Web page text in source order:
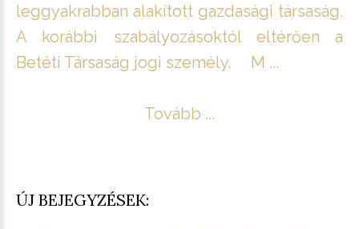
leggyakrabban alakított gazdasági társaság.
A korábbi szabályozásoktól eltérően a
Betéti Társaság jogi személy. M ...
Tovább ...
ÚJ BEJEGYZÉSEK: